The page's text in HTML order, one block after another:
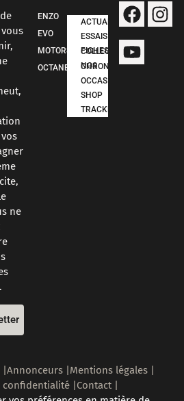
ne
ENZO
EVO
MOTORSPORT
OCTANE
ACTUALITÉS
ESSAIS
FICHES COLLECTION
NOS CHRONOS
OCCASIONS
SHOP
TRACKDAYS
|Annonceurs |Mentions légales |
confidentialité |Contact |